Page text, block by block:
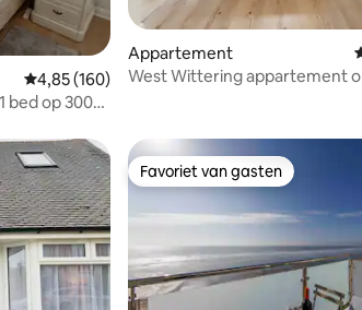
recensies
Gemiddelde beoordeling van 4,85 uit 5, 160
4,85 (160)
bed op 300
Appartement
West Wittering appartement
Favoriet van gasten
Favoriet van gasten